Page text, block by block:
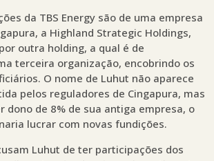
da TBS Energy são de uma empresa
a Highland Strategic Holdings,
outra holding, a qual é de
terceira organização, encobrindo os
O nome de Luhut não aparece
pelos reguladores de Cingapura, mas
dono de 8% de sua antiga empresa, o
lucrar com novas fundições.
Luhut de ter participações dos